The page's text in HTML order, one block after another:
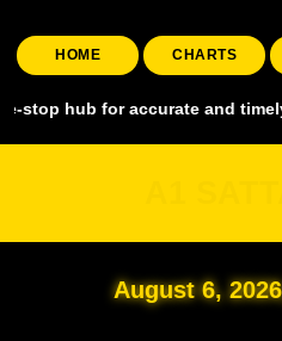
HOME CHARTS
for accurate and timely Delhi
August 6,